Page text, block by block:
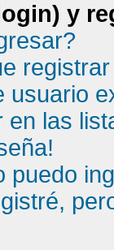
y
usuario
las
puedo